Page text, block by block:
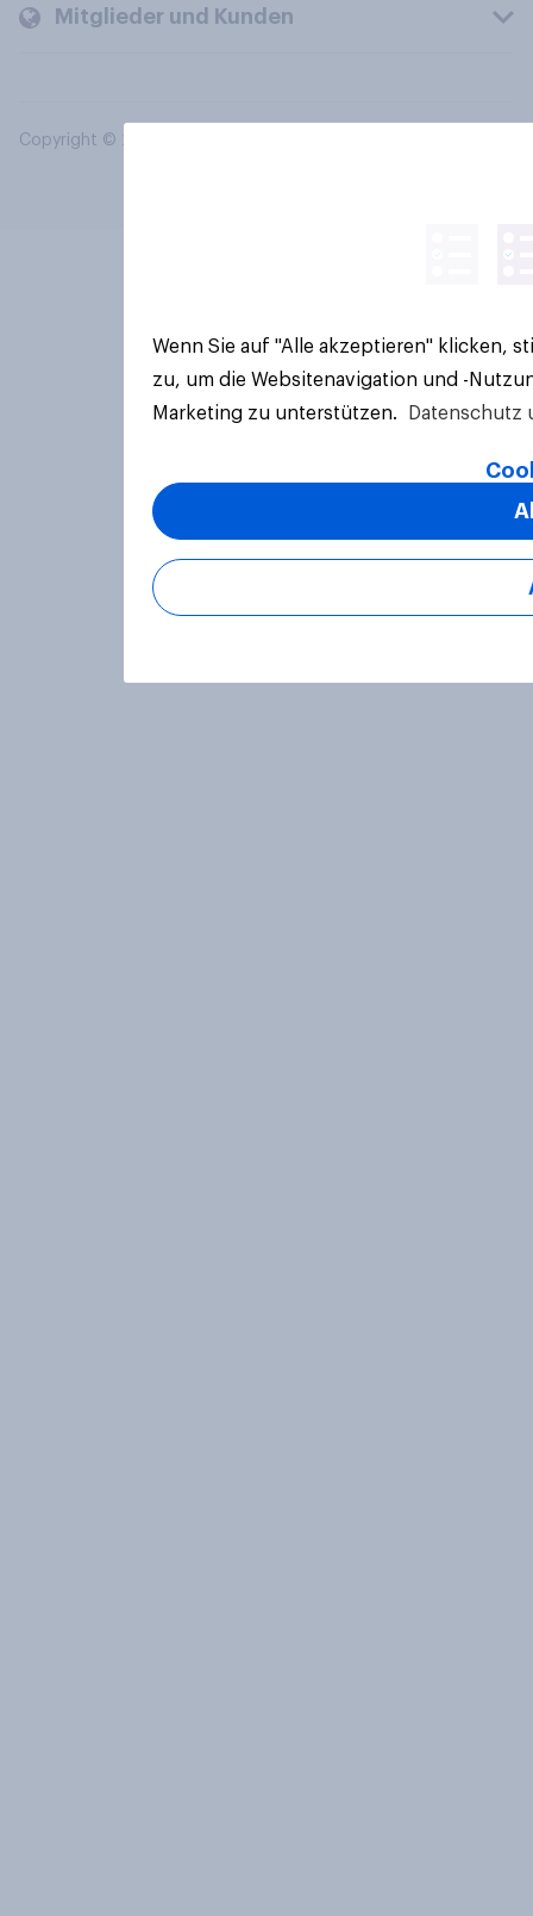
Mitglieder und Kunden
Copyright © 2026 YouGov PLC. Alle Rechte vorbehalten.
Wenn Sie auf "Alle akzeptieren" klicken,
zu, um die Websitenavigation und -
Marketing zu unterstützen.
Datenschutz